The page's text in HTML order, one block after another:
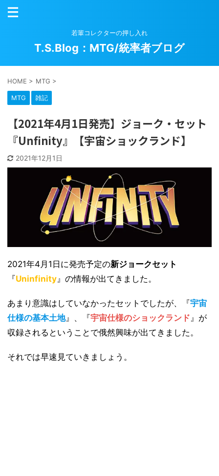
若輩コレクターの押し入れ
T.S.Blog：MTG/統率者ブログ
HOME > MTG >
MTG 雑記
【2021年4月1日発売】ジョーク・セット
『Unfinity』【宇宙ショックランド】
2021年12月1日
2021年4月1日に発売予定の新ジョークセット
『Uninfinity 』の情報が出てきました。
あまり意識はしていなかったセットでしたが、『宇宙
仕様の基本土地』、『宇宙仕様のショックランド 』が
収録されるということで俄然興味が出てきました。
それでは早速見ていきましょう。